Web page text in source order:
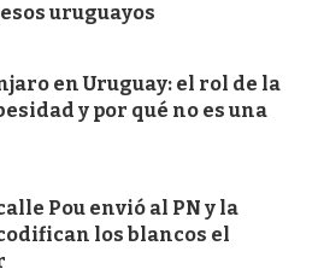
uruguayos
en Uruguay: el rol de la
y por qué no es una
Pou envió al PN y la
los blancos el